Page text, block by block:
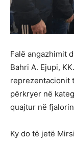
Falë angazhimit
Bahri A. Ejupi,
reprezentacionit
përkryer në
quajtur në
Ky do të jetë